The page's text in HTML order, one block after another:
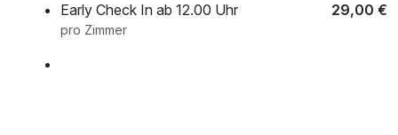
Early Check In ab 12.00 Uhr 29,00 €
pro Zimmer